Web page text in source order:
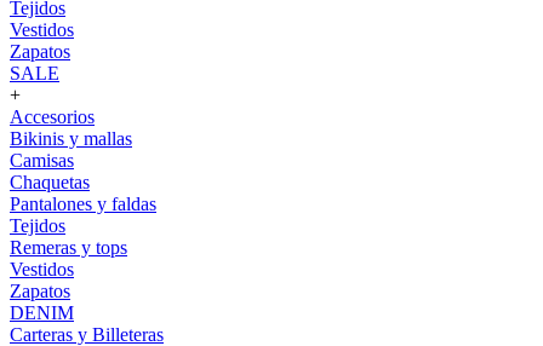
Tejidos
Vestidos
Zapatos
SALE
+
Accesorios
Bikinis y mallas
Camisas
Chaquetas
Pantalones y faldas
Tejidos
Remeras y tops
Vestidos
Zapatos
DENIM
Carteras y Billeteras